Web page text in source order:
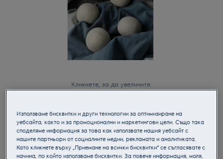
Кликнете, за да увеличите.
M9YHODB2
Топки за сушилня
Използваме бисквитки и други технологии за оптимизиране на
уебсайта, както и за промоционални и маркетингови цели. Също така
споделяме информация за това как използвате нашия уебсайт с
нашите партньори от социалните медии, рекламата и аналитиката.
Като кликнете върху „Приемане на всички бисквитки“ се съгласявате с
начина, по който използваме бисквитки. За повече информация, моля,